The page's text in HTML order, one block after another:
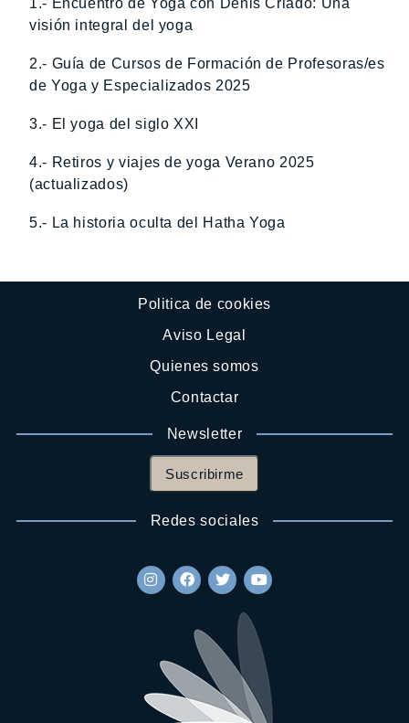
visión integral del yoga
2.- Guía de Cursos de Formación de Profesoras/es
de Yoga y Especializados 2025
3.- El yoga del siglo XXI
4.- Retiros y viajes de yoga Verano 2025
(actualizados)
5.- La historia oculta del Hatha Yoga
Politica de cookies
Aviso Legal
Quienes somos
Contactar
Newsletter
Suscribirme
Redes sociales